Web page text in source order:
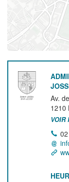
Av.
1210
VOIR